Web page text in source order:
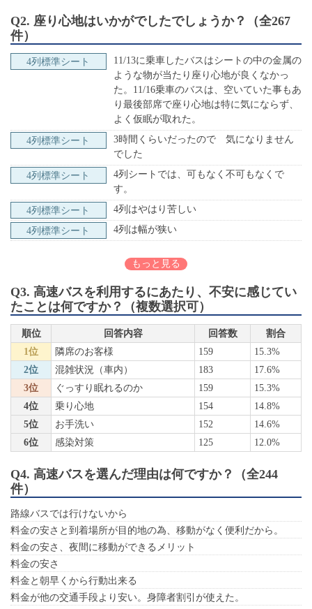
Q2. 座り心地はいかがでしたでしょうか？（全267
件）
4列標準シート
11/13に乗車したバスはシートの中の金属の
ような物が当たり座り心地が良くなかっ
た。11/16乗車のバスは、空いていた事もあ
り最後部席で座り心地は特に気にならず、
よく仮眠が取れた。
4列標準シート
3時間くらいだったので 気になりません
でした
4列標準シート
4列シートでは、可もなく不可もなくで
す。
4列標準シート 4列はやはり苦しい
4列標準シート 4列は幅が狭い
もっと見る
Q3. 高速バスを利用するにあたり、不安に感じてい
たことは何ですか？（複数選択可）
順位 回答内容 回答数
割合
1位
隣席のお客様 159
15.3%
2位
混雑状況（車内） 183
17.6%
3位
ぐっすり眠れるのか 159
15.3%
4位
乗り心地 154
14.8%
5位
お手洗い 152
14.6%
6位
感染対策 125 12.0%
Q4. 高速バスを選んだ理由は何ですか？（全244
件）
路線バスでは行けないから
料金の安さと到着場所が目的地の為、移動がなく便利だから。
料金の安さ、夜間に移動ができるメリット
料金の安さ
料金と朝早くから行動出来る
料金が他の交通手段より安い。身障者割引が使えた。